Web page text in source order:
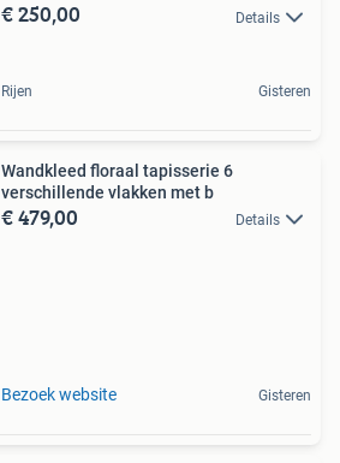
€ 250,00 Details
Rijen Gisteren
Wandkleed floraal tapisserie 6
verschillende vlakken met b
€ 479,00 Details
Bezoek website Gisteren